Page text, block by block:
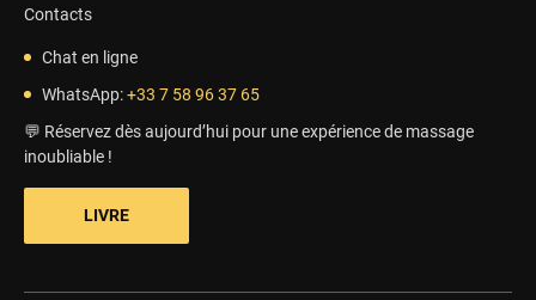
Contacts
Chat en ligne
WhatsApp:+33 7 58 96 37 65
💬 Réservez dès aujourd’hui pour une expérience de massage
inoubliable !
LIVRE